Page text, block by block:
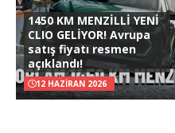
1450 KM MENZİLLİ YENİ
CLIO GELİYOR! Avrupa
satış fiyatı resmen
açıklandı!
12 HAZIRAN 2026